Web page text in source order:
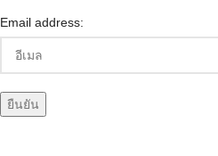
Email address: